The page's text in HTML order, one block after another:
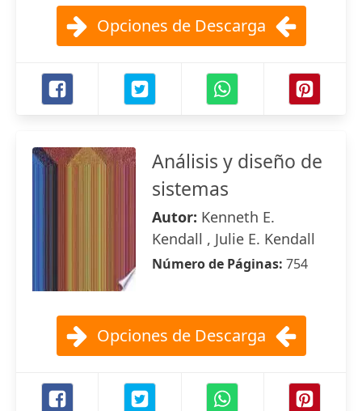
Opciones de Descarga
Análisis y diseño de
sistemas
Autor: Kenneth E.
Kendall , Julie E. Kendall
Número de Páginas: 754
Opciones de Descarga